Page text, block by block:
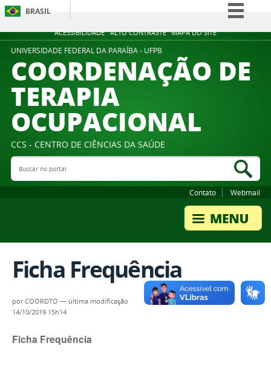
ACESSIBILIDADE ALTO CONTRASTE MAPA DO SITE
BRASIL
Simplifique!
Participe
Acesso à informação
Canais
UNIVERSIDADE FEDERAL DA PARAÍBA - UFPB
COORDENAÇÃO DE
TERAPIA
OCUPACIONAL
CCS - CENTRO DE CIÊNCIAS DA SAÚDE
Buscar no portal
Contato Webmail
Ficha Frequência
porCOORDTO — última modificação
14/10/2019 15h14
Ficha Frequência